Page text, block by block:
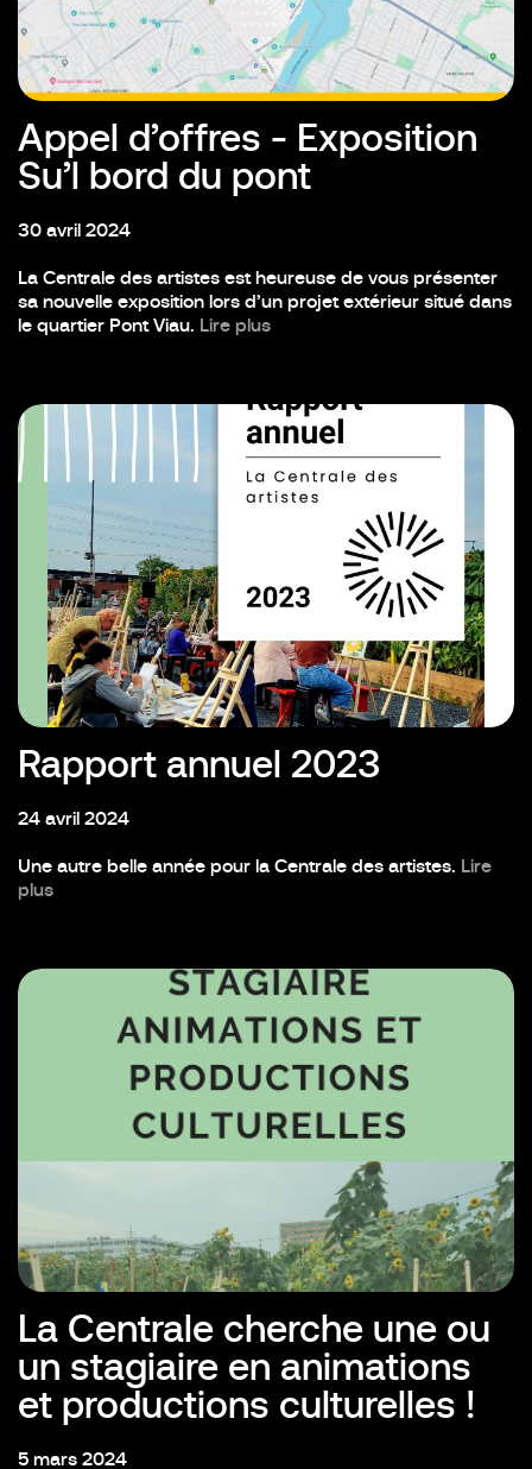
Appel d’offres - Exposition
Su’l bord du pont
30 avril 2024
La Centrale des artistes est heureuse de vous présenter
sa nouvelle exposition lors d’un projet extérieur situé dans
le quartier Pont Viau. Lire plus
Rapport annuel 2023
24 avril 2024
Une autre belle année pour la Centrale des artistes. Lire
plus
La Centrale cherche une ou
un stagiaire en animations
et productions culturelles !
5 mars 2024